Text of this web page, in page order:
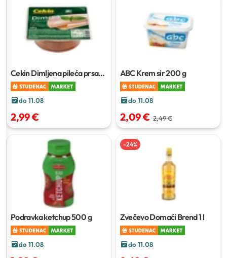
Cekin Dimljena pileća prsa
250 g
do 11.08
2,99 €
ABC Krem sir200 g
do 11.08
2,09 € 2,49 €
Podravka ketchup500 g
do 11.08
-24%
Zvečevo Domaći Brend1 l
do 11.08